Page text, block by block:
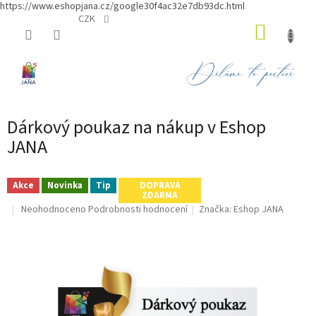
https://www.eshopjana.cz/google30f4ac32e7db93dc.html
CZK
Dárkový poukaz na nákup v Eshop
JANA
Akce Novinka Tip DOPRAVA
ZDARMA
Průměrné
hvězdiček.
Neohodnoceno Podrobnosti hodnocení Značka:Eshop JANA